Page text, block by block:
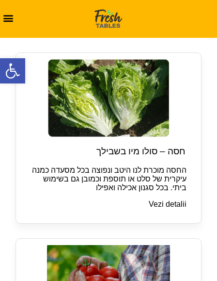
חסה – סולו מיו בשבילך
החסה מוכרת לנו היטב ונפוצה בכל מסעדה כמנה
עיקרית של סלט או תוספת וכמובן גם בשימוש
ביתי. בכל סגנון אכילה ואפילו
Vezi detalii